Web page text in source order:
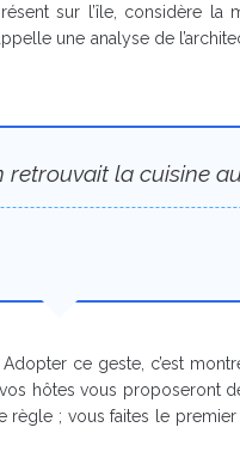
sur l’île, considère
une analyse de
la cuisine
ce geste, c’est
hôtes vous proposeront
règle ; vous faites le